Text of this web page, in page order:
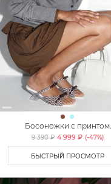
Босоножки с принтом
«клетка» Lera Nena Unreal
9 390 ₽ 4 999 ₽ (-47%)
БЫСТРЫЙ ПРОСМОТР